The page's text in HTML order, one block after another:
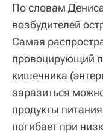
По словам
возбудителей
Самая
провоцирующий
кишечника
заразиться
продукты
погибает при